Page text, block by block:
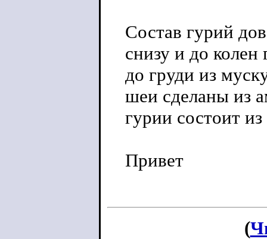
Состав гурий
снизу и до колен
до груди из
шеи сделаны из
гурии состоит
Привет
(